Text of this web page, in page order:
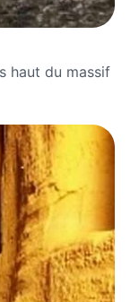
haut du massif